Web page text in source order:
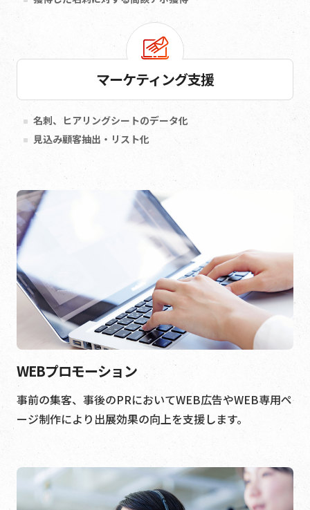
マーケティング支援
名刺、ヒアリングシートのデータ化
見込み顧客抽出・リスト化
WEBプロモーション
事前の集客、事後のPRにおいてWEB広告やWEB専用ペ
ージ制作により出展効果の向上を支援します。